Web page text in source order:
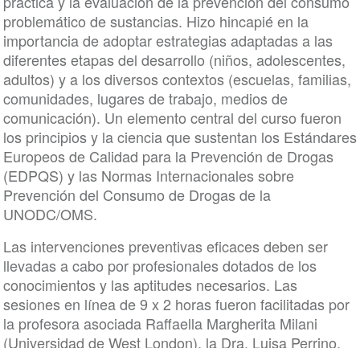
problemático de sustancias. Hizo hincapié en la
importancia de adoptar estrategias adaptadas a las
diferentes etapas del desarrollo (niños, adolescentes,
adultos) y a los diversos contextos (escuelas, familias,
comunidades, lugares de trabajo, medios de
comunicación). Un elemento central del curso fueron
los principios y la ciencia que sustentan los Estándares
Europeos de Calidad para la Prevención de Drogas
(EDPQS) y las Normas Internacionales sobre
Prevención del Consumo de Drogas de la
UNODC/OMS.
Las intervenciones preventivas eficaces deben ser
llevadas a cabo por profesionales dotados de los
conocimientos y las aptitudes necesarios. Las
sesiones en línea de 9 x 2 horas fueron facilitadas por
la profesora asociada Raffaella Margherita Milani
(Universidad de West London), la Dra. Luisa Perrino,